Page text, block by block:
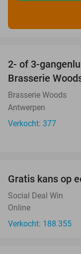
2- of 3-
Brasserie
Brasserie Woods
Antwerpen
Verkocht: 377
Gratis kans op
Social Deal Win
Online
Verkocht: 188.355